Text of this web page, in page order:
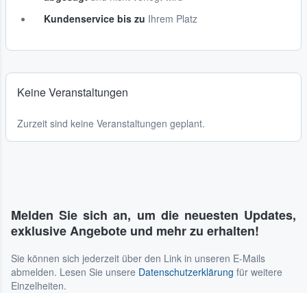
Kundenservice bis zu Ihrem Platz
Keine Veranstaltungen
Zurzeit sind keine Veranstaltungen geplant.
Melden Sie sich an, um die neuesten Updates,
exklusive Angebote und mehr zu erhalten!
Sie können sich jederzeit über den Link in unseren E-Mails
abmelden. Lesen Sie unsere Datenschutzerklärung für weitere
Einzelheiten.